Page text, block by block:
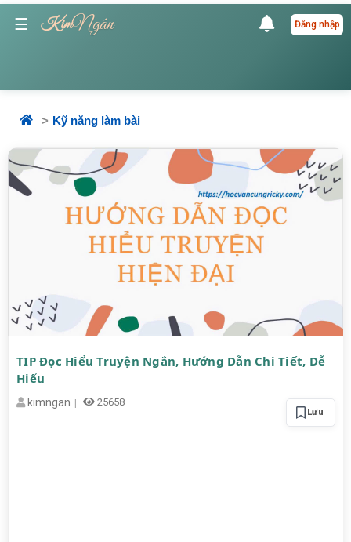
☰ KimNgân Đăng nhập
Kỹ năng làm bài
TIP Đọc Hiểu Truyện Ngắn, Hướng Dẫn Chi Tiết, Dễ
Hiểu
kimngan 25658
Lưu